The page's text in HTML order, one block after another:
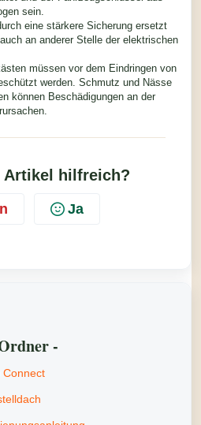
sein.
eine stärkere Sicherung ersetzt
an anderer Stelle der elektrischen
müssen vor dem Eindringen von
werden. Schmutz und Nässe
können Beschädigungen an der
Artikel hilfreich?
Ja
-
Connect